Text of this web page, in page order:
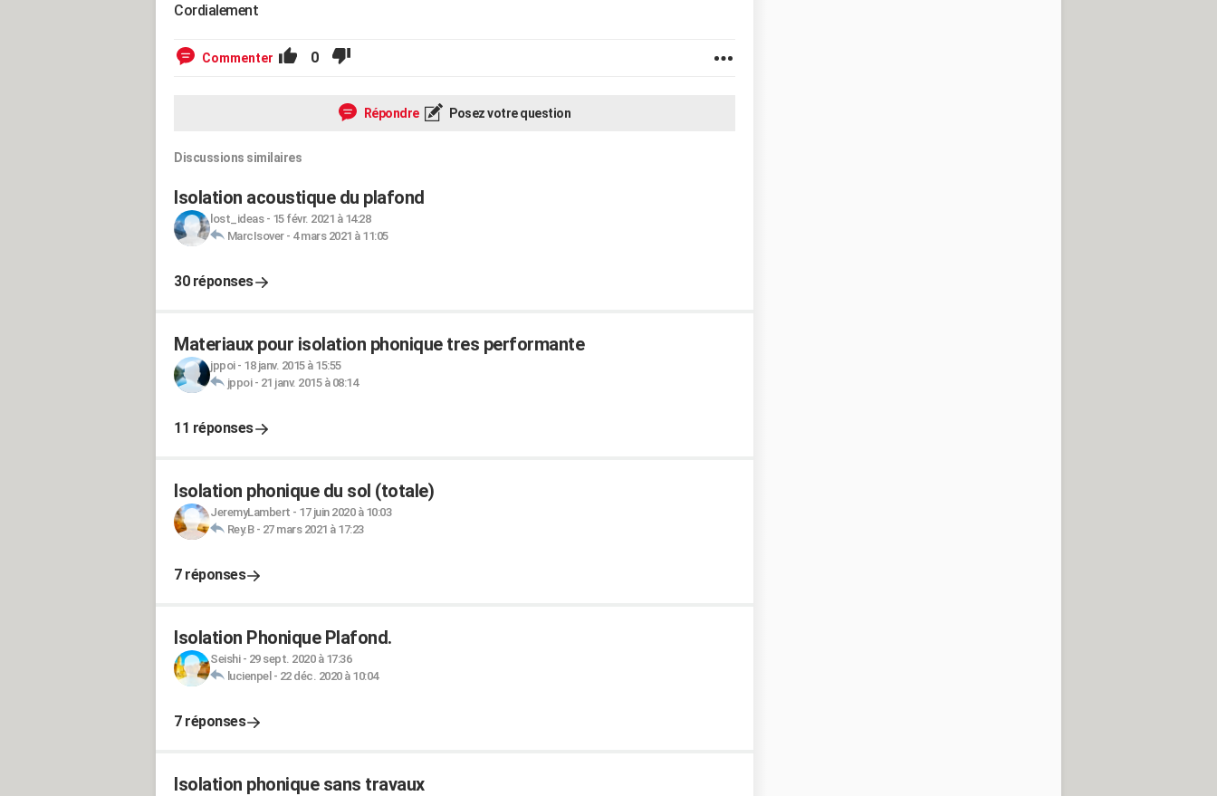
Cordialement
Commenter 0
Répondre Posez votre question
Discussions similaires
Isolation acoustique du plafond
lost_ideas- 15 févr. 2021 à 14:28
MarcIsover- 4 mars 2021 à 11:05
30 réponses
Materiaux pour isolation phonique tres performante
jppoi- 18 janv. 2015 à 15:55
jppoi- 21 janv. 2015 à 08:14
11 réponses
Isolation phonique du sol (totale)
JeremyLambert - 17 juin 2020 à 10:03
Rey.B- 27 mars 2021 à 17:23
7 réponses
Isolation Phonique Plafond.
Seishi- 29 sept. 2020 à 17:36
lucienpel - 22 déc. 2020 à 10:04
7 réponses
Isolation phonique sans travaux